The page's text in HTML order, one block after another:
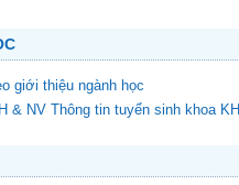
giới thiệu ngành học
Thông tin tuyển sinh khoa